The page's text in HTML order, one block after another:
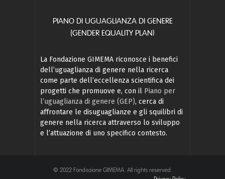
PIANO DI UGUAGLIANZA DI GENERE
(GENDER EQUALITY PLAN)
La Fondazione GIMEMA riconosce i benefici
dell’uguaglianza di genere nella ricerca
come parte dell’eccellenza scientifica dei
progetti che promuove e, con il Piano per
l’uguaglianza di genere (GEP), cerca di
affrontare le disuguaglianze e gli squilibri di
genere nella ricerca attraverso lo sviluppo
e l’attuazione di uno specifico contesto.
© 2022 Fondazione GIMEMA. All rights reserved.